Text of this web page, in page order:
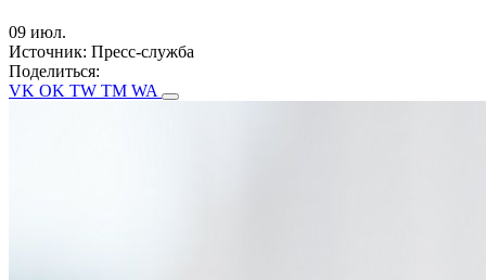
09 июл.
Источник: Пресс-служба
Поделиться:
VK OK TW TM WA